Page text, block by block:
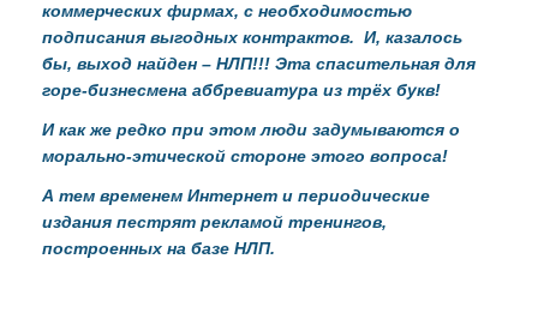
"Время перемен"
В. Рогожкин для СМИ
Скачать
Газета "ПК"
Видео-записи НИЦ "ЭНИО"
коммерческих фирмах, с необходимостью
подписания выгодных контрактов. И, казалось
бы, выход найден – НЛП!!! Эта спасительная для
горе-бизнесмена аббревиатура из трёх букв!
И как же редко при этом люди задумываются о
морально-этической стороне этого вопроса!
А тем временем Интернет и периодические
издания пестрят рекламой тренингов,
построенных на базе НЛП.